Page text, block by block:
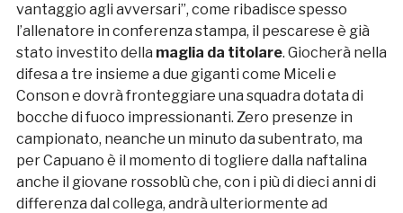
vantaggio agli avversari”, come ribadisce spesso
l’allenatore in conferenza stampa, il pescarese è già
stato investito della maglia da titolare. Giocherà nella
difesa a tre insieme a due giganti come Miceli e
Conson e dovrà fronteggiare una squadra dotata di
bocche di fuoco impressionanti. Zero presenze in
campionato, neanche un minuto da subentrato, ma
per Capuano è il momento di togliere dalla naftalina
anche il giovane rossoblù che, con i più di dieci anni di
differenza dal collega, andrà ulteriormente ad